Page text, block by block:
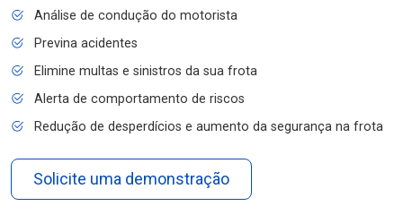
Análise de condução do motorista
Previna acidentes
Elimine multas e sinistros da sua frota
Alerta de comportamento de riscos
Redução de desperdícios e aumento da segurança na frota
Solicite uma demonstração